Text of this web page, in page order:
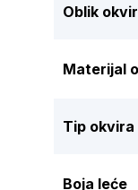
Oblik
Materijal
Tip okvira
Boja leće